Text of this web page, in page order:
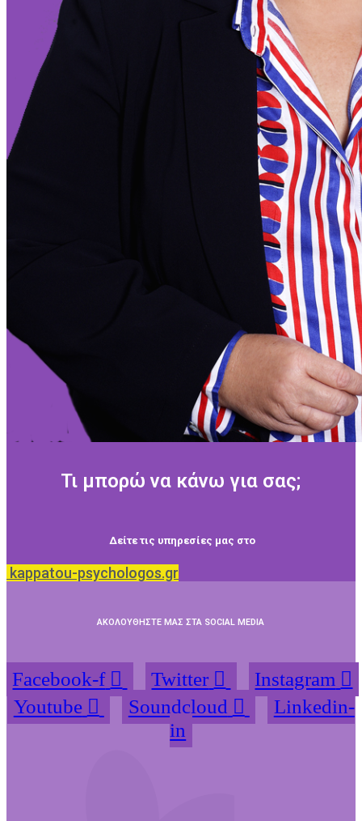
Τι μπορώ να κάνω για σας;
Δείτε τις υπηρεσίες μας στο
kappatou-psychologos.gr
ΑΚΟΛΟΥΘΗΣΤΕ ΜΑΣ ΣΤΑ SOCIAL MEDIA
Facebook-f Twitter
Instagram
Youtube
Soundcloud
Linkedin-
in